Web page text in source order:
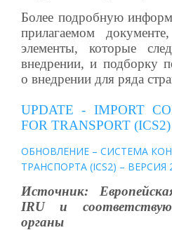
Более подробную
прилагаемом
элементы, которые
внедрении, и подборку
о внедрении для ряда
UPDATE - IMPORT
FOR TRANSPORT
ОБНОВЛЕНИЕ – СИСТЕМА
ТРАНСПОРТА (ICS2) – ВЕРСИЯ
Источник:
IRU и
органы